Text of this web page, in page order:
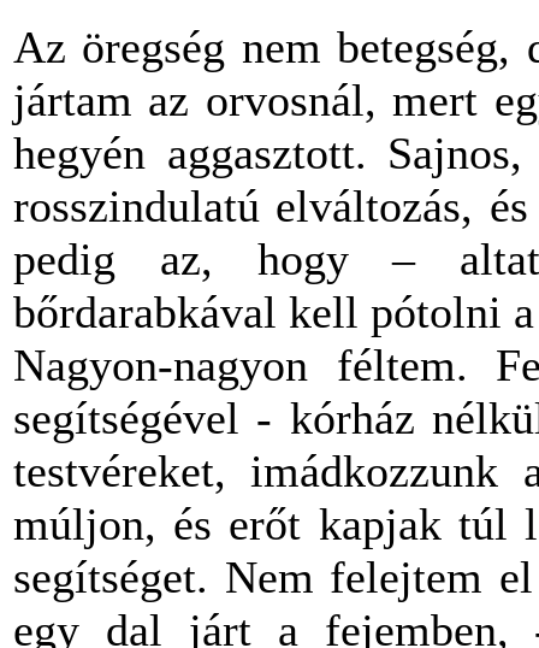
Az öregség nem
jártam az orvosnál, mert
hegyén aggasztott.
rosszindulatú elváltozás,
pedig az, hogy –
bőrdarabkával kell pótolni
Nagyon-nagyon féltem.
segítségével - kórház
testvéreket,
múljon, és erőt kapjak túl
segítséget. Nem felejtem
egy dal járt a fejemben,